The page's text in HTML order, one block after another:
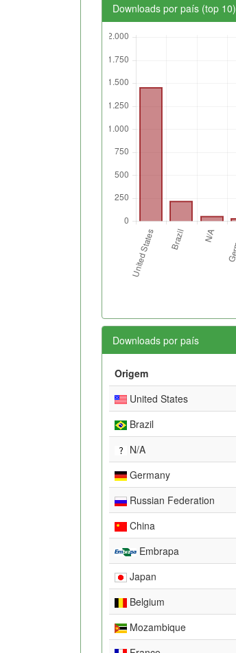
Downloads por país (top 10)
Downloads por país
Origem
United States
Brazil
N/A
Germany
Russian Federation
China
Embrapa
Japan
Belgium
Mozambique